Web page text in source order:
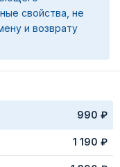
свойства, не
и возврату
990 ₽
1 190 ₽